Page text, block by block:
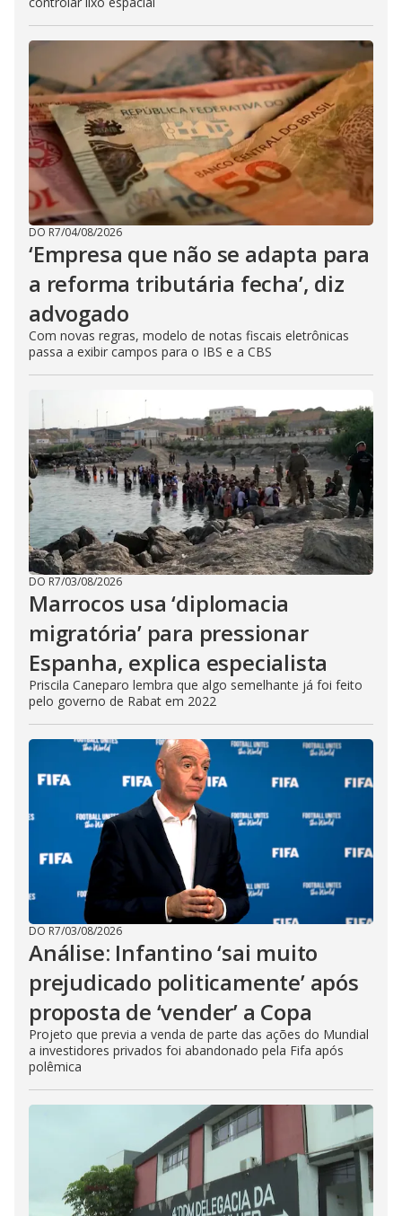
DO R7/04/08/2026
‘Empresa que não se adapta para
a reforma tributária fecha’, diz
advogado
Com novas regras, modelo de notas fiscais eletrônicas
passa a exibir campos para o IBS e a CBS
DO R7/03/08/2026
Marrocos usa ‘diplomacia
migratória’ para pressionar
Espanha, explica especialista
Priscila Caneparo lembra que algo semelhante já foi feito
pelo governo de Rabat em 2022
DO R7/03/08/2026
Análise: Infantino ‘sai muito
prejudicado politicamente’ após
proposta de ‘vender’ a Copa
Projeto que previa a venda de parte das ações do Mundial
a investidores privados foi abandonado pela Fifa após
polêmica